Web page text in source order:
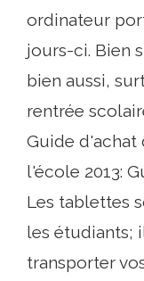
ordinateur
jours-ci. Bien
bien aussi,
rentrée
Guide d'achat
l'école 2013:
Les tablettes
les étudiants;
transporter